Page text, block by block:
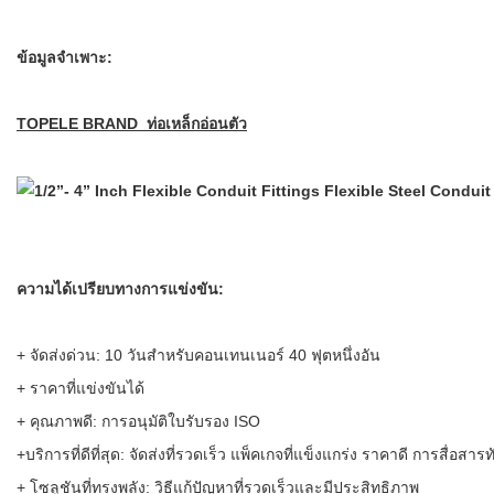
ข้อมูลจำเพาะ:
TOPELE BRAND ท่อเหล็กอ่อนตัว
ความได้เปรียบทางการแข่งขัน:
+ จัดส่งด่วน: 10 วันสำหรับคอนเทนเนอร์ 40 ฟุตหนึ่งอัน
+ ราคาที่แข่งขันได้
+ คุณภาพดี: การอนุมัติใบรับรอง ISO
+บริการที่ดีที่สุด: จัดส่งที่รวดเร็ว แพ็คเกจที่แข็งแกร่ง ราคาดี การสื่อสา
+ โซลูชันที่ทรงพลัง: วิธีแก้ปัญหาที่รวดเร็วและมีประสิทธิภาพ